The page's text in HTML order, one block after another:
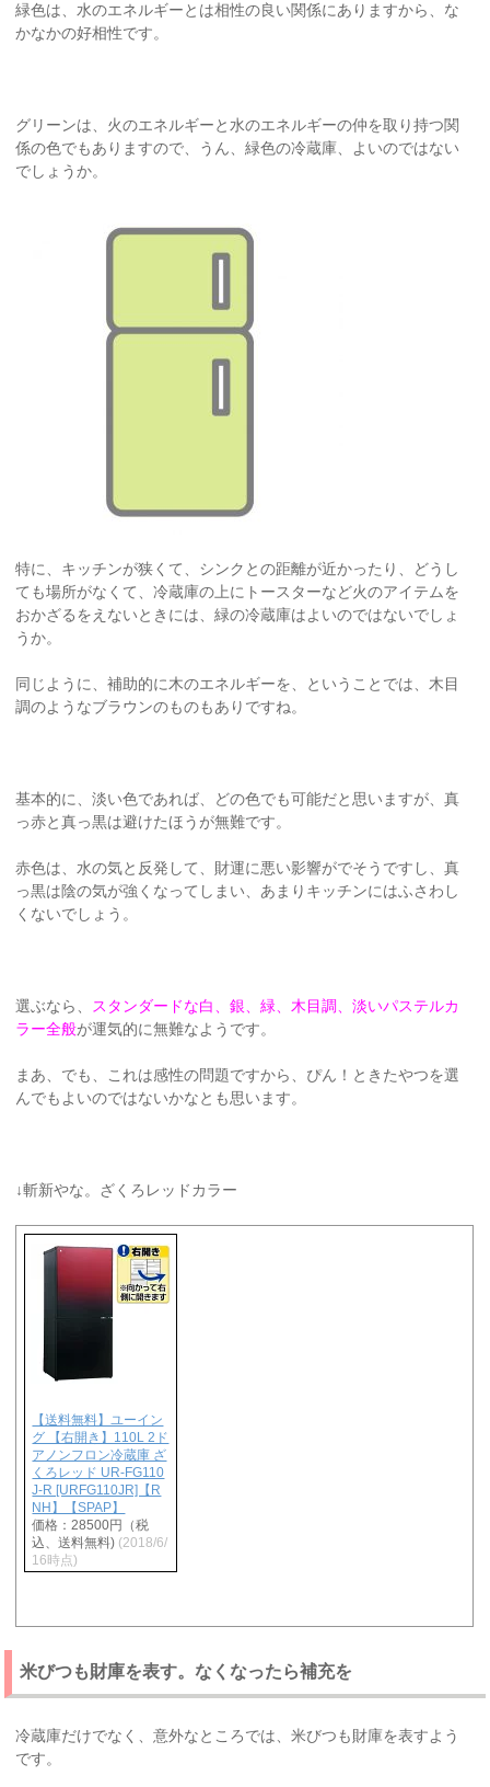
緑色は、水のエネルギーとは相性の良い関係にありますから、な
かなかの好相性です。
グリーンは、火のエネルギーと水のエネルギーの仲を取り持つ関
係の色でもありますので、うん、緑色の冷蔵庫、よいのではない
でしょうか。
特に、キッチンが狭くて、シンクとの距離が近かったり、どうし
ても場所がなくて、冷蔵庫の上にトースターなど火のアイテムを
おかざるをえないときには、緑の冷蔵庫はよいのではないでしょ
うか。
同じように、補助的に木のエネルギーを、ということでは、木目
調のようなブラウンのものもありですね。
基本的に、淡い色であれば、どの色でも可能だと思いますが、真
っ赤と真っ黒は避けたほうが無難です。
赤色は、水の気と反発して、財運に悪い影響がでそうですし、真
っ黒は陰の気が強くなってしまい、あまりキッチンにはふさわし
くないでしょう。
選ぶなら、 スタンダードな白、銀、緑、木目調、淡いパステルカ
ラー全般が運気的に無難なようです。
まあ、でも、これは感性の問題ですから、ぴん！ときたやつを選
んでもよいのではないかなとも思います。
↓斬新やな。ざくろレッドカラー
【送料無料】ユーイン
グ 【右開き】110L 2ド
アノンフロン冷蔵庫 ざ
くろレッド UR-FG110
J-R [URFG110JR]【R
NH】【SPAP】
価格：28500円（税
込、送料無料) (2018/6/
16時点)
米びつも財庫を表す。なくなったら補充を
冷蔵庫だけでなく、意外なところでは、米びつも財庫を表すよう
です。